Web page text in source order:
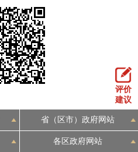
评价
建议
省（区市）政府网站
各区政府网站